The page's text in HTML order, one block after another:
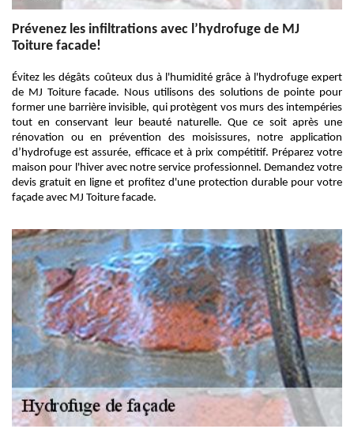
Prévenez les infiltrations avec l’hydrofuge de MJ
Toiture facade!
Évitez les dégâts coûteux dus à l'humidité grâce à l'hydrofuge expert
de MJ Toiture facade. Nous utilisons des solutions de pointe pour
former une barrière invisible, qui protègent vos murs des intempéries
tout en conservant leur beauté naturelle. Que ce soit après une
rénovation ou en prévention des moisissures, notre application
d’hydrofuge est assurée, efficace et à prix compétitif. Préparez votre
maison pour l'hiver avec notre service professionnel. Demandez votre
devis gratuit en ligne et profitez d'une protection durable pour votre
façade avec MJ Toiture facade.